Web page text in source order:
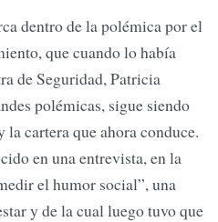
dentro de la polémica por el
que cuando lo había
de Seguridad, Patricia
polémicas, sigue siendo
cartera que ahora conduce.
en una entrevista, en la
el humor social”, una
y de la cual luego tuvo que